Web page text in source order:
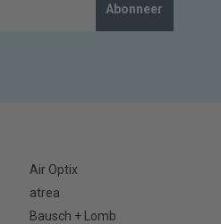
Abonneer
Air Optix
atrea
Bausch + Lomb